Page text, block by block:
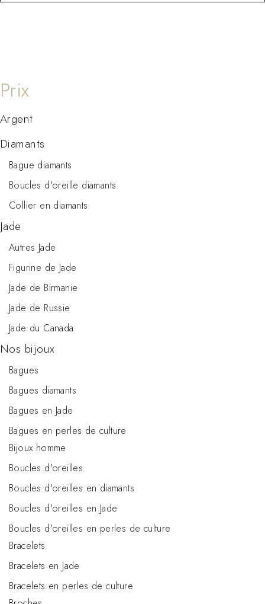
Argent
Diamants
Bague diamants
Boucles d'oreille diamants
Collier en diamants
Jade
Autres Jade
Figurine de Jade
Jade de Birmanie
Jade de Russie
Jade du Canada
Nos bijoux
Bagues
Bagues diamants
Bagues en Jade
Bagues en perles de culture
Bijoux homme
Boucles d'oreilles
Boucles d'oreilles en diamants
Boucles d'oreilles en Jade
Boucles d'oreilles en perles de culture
Bracelets
Bracelets en Jade
Bracelets en perles de culture